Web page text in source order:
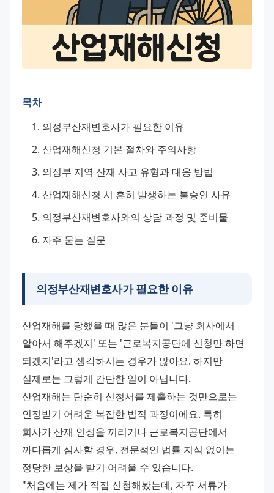
목차
의정부산재변호사가 필요한 이유
산업재해신청 기본 절차와 주의사항
의정부 지역 산재 사고 유형과 대응 방법
산업재해신청 시 흔히 발생하는 불승인 사유
의정부산재변호사와의 상담 과정 및 준비물
자주 묻는 질문
의정부산재변호사가 필요한 이유
산업재해를 당했을 때 많은 분들이 '그냥 회사에서
알아서 해주겠지' 또는 '근로복지공단에 신청만 하면
되겠지'라고 생각하시는 경우가 많아요. 하지만
실제로는 그렇게 간단한 일이 아닙니다.
산업재해는 단순히 신청서를 제출하는 것만으로는
인정받기 어려운 복잡한 법적 과정이에요. 특히
회사가 산재 인정을 꺼리거나 근로복지공단에서
까다롭게 심사할 경우, 전문적인 법률 지식 없이는
정당한 보상을 받기 어려울 수 있습니다.
"처음에는 제가 직접 신청해봤는데, 자꾸 서류가